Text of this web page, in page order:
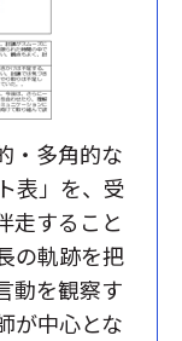
・多角的な
表」を、受
走すること
の軌跡を把
動を観察す
が中心とな